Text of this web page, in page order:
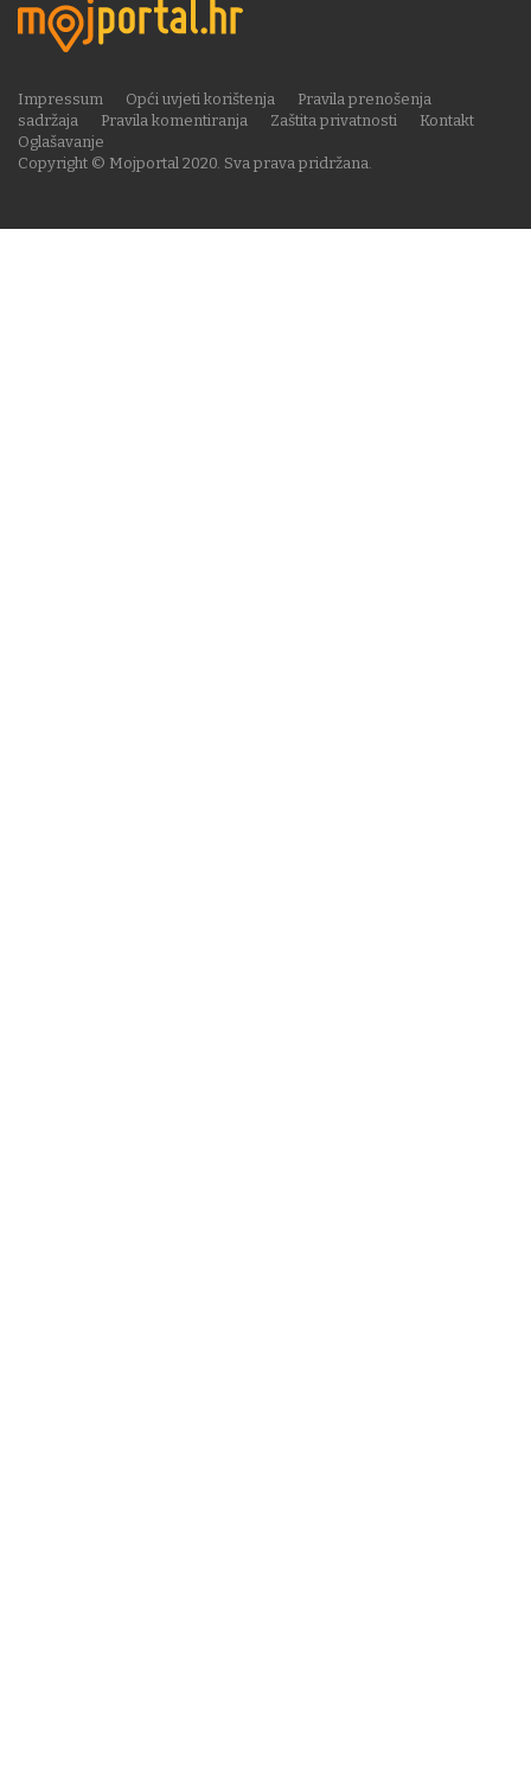
Copyright © Mojportal 2020. Sva prava pridržana.
Impressum Opći uvjeti korištenja
Pravila prenošenja
sadržaja
Pravila komentiranja Zaštita privatnosti
Kontakt
Oglašavanje